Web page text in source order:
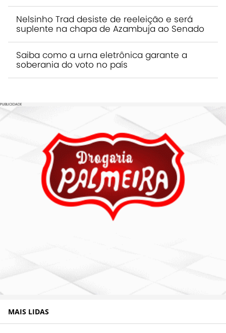
Nelsinho Trad desiste de reeleição e será
suplente na chapa de Azambuja ao Senado
Saiba como a urna eletrônica garante a
soberania do voto no país
PUBLICIDADE
MAIS LIDAS